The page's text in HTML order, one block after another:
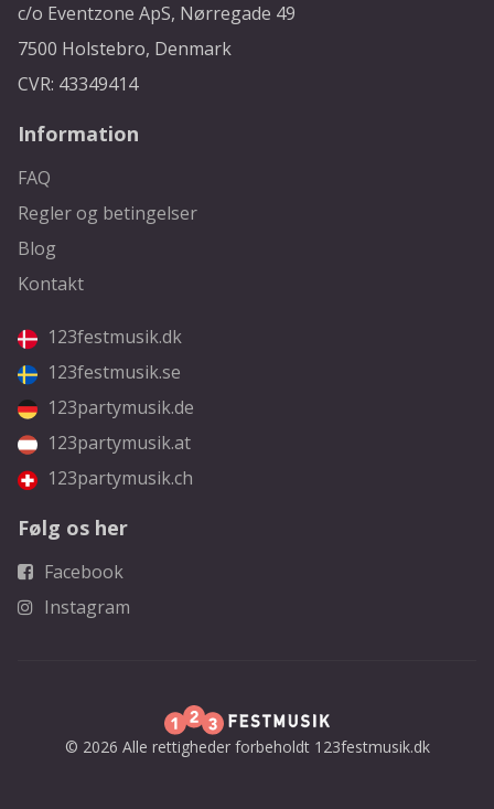
c/o Eventzone ApS, Nørregade 49
7500 Holstebro, Denmark
CVR: 43349414
Information
FAQ
Regler og betingelser
Blog
Kontakt
123festmusik.dk
123festmusik.se
123partymusik.de
123partymusik.at
123partymusik.ch
Følg os her
Facebook
Instagram
© 2026 Alle rettigheder forbeholdt 123festmusik.dk